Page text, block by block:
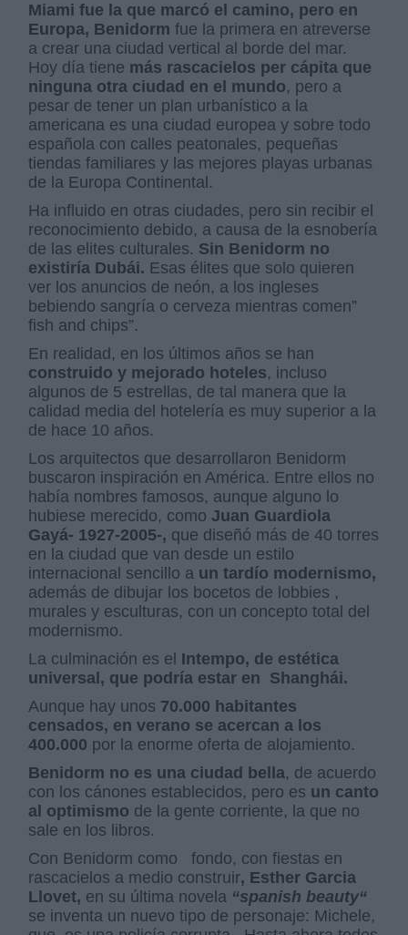
Miami fue la que marcó el camino, pero en
Europa, Benidorm fue la primera en atreverse
a crear una ciudad vertical al borde del mar.
Hoy día tiene más rascacielos per cápita que
ninguna otra ciudad en el mundo, pero a
pesar de tener un plan urbanístico a la
americana es una ciudad europea y sobre todo
española con calles peatonales, pequeñas
tiendas familiares y las mejores playas urbanas
de la Europa Continental.
Ha influido en otras ciudades, pero sin recibir el
reconocimiento debido, a causa de la esnobería
de las elites culturales. Sin Benidorm no
existiría Dubái. Esas élites que solo quieren
ver los anuncios de neón, a los ingleses
bebiendo sangría o cerveza mientras comen”
fish and chips”.
En realidad, en los últimos años se han
construido y mejorado hoteles, incluso
algunos de 5 estrellas, de tal manera que la
calidad media del hotelería es muy superior a la
de hace 10 años.
Los arquitectos que desarrollaron Benidorm
buscaron inspiración en América. Entre ellos no
había nombres famosos, aunque alguno lo
hubiese merecido, como Juan Guardiola
Gayá- 1927-2005-, que diseñó más de 40 torres
en la ciudad que van desde un estilo
internacional sencillo a un tardío modernismo,
además de dibujar los bocetos de lobbies ,
murales y esculturas, con un concepto total del
modernismo.
La culminación es el Intempo, de estética
universal, que podría estar en Shanghái.
Aunque hay unos 70.000 habitantes
censados, en verano se acercan a los
400.000 por la enorme oferta de alojamiento.
Benidorm no es una ciudad bella, de acuerdo
con los cánones establecidos, pero es un canto
al optimismo de la gente corriente, la que no
sale en los libros.
Con Benidorm como
fondo, con fiestas en
rascacielos a medio construir, Esther Garcia
Llovet, en su última novela “spanish beauty“
se inventa un nuevo tipo de personaje: Michele,